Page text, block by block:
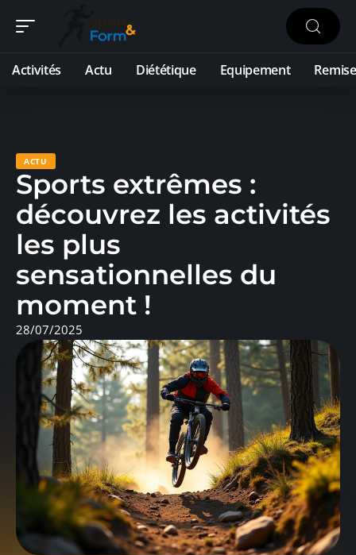
Activités Actu Diététique Equipement
ACTU
Sports extrêmes :
découvrez les activités
les plus
sensationnelles du
moment !
28/07/2025